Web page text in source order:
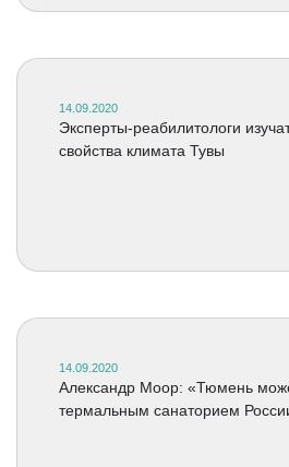
14.09.2020
Эксперты-реабилитологи
свойства климата Тувы
14.09.2020
Александр Моор: «Тюмень
термальным санаторием